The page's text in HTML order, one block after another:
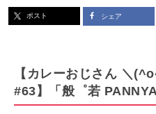
ポスト シェア
【カレーおじさん ＼
#63】「般゜若